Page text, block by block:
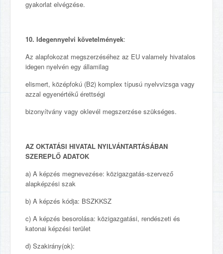
gyakorlat elvégzése.
10. Idegennyelvi követelmények:
Az alapfokozat megszerzéséhez az EU valamely hivatalos
idegen nyelvén egy államilag
elismert, középfokú (B2) komplex típusú nyelvvizsga vagy
azzal egyenértékű érettségi
bizonyítvány vagy oklevél megszerzése szükséges.
AZ OKTATÁSI HIVATAL NYILVÁNTARTÁSÁBAN
SZEREPLŐ ADATOK
a) A képzés megnevezése: közigazgatás-szervező
alapképzési szak
b) A képzés kódja: BSZKKSZ
c) A képzés besorolása: közigazgatási, rendészeti és
katonai képzési terület
d) Szakirány(ok):